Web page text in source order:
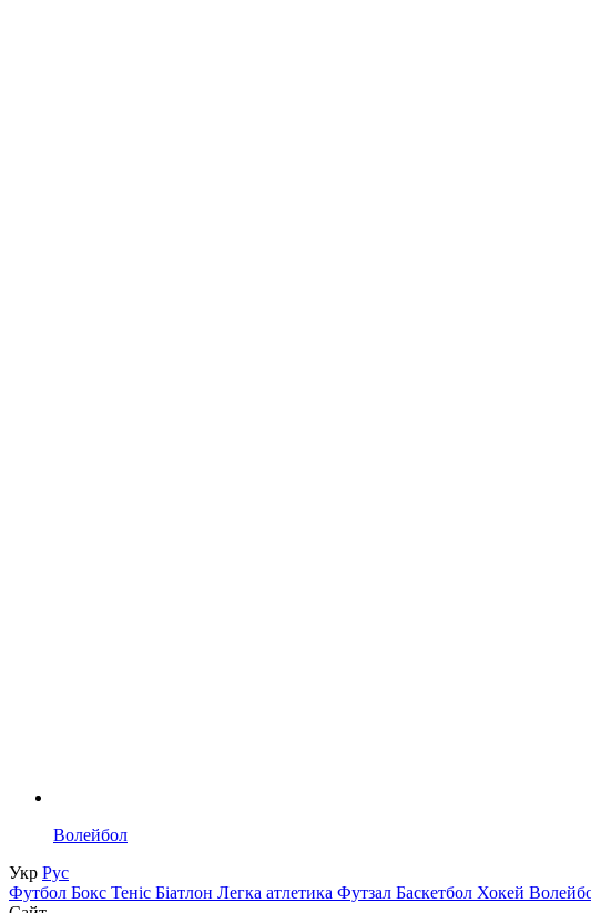
Волейбол
Укр Рус
Футбол Бокс Теніс Біатлон Легка атлетика Футзал Баскетбол Хокей